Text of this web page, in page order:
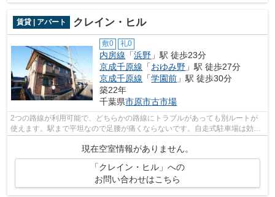
賃貸 | アパート クレイン・ヒル
敷0 礼0
内房線 「浜野 」駅 徒歩23分
京成千原線 「おゆみ野 」駅 徒歩27分
京成千原線 「学園前 」駅 徒歩30分
築22年
千葉県市原市古市場
2つの路線が利用可能で、どちらかの路線にトラブルがあっても別ルートが
使えます。駅まで平坦なので足腰が痛くならないです。自走式駐車場は効率
現在空室情報がありません。
「クレイン・ヒル」への
お問い合わせはこちら